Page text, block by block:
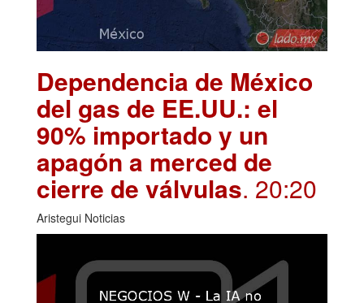
Dependencia de México
del gas de EE.UU.: el
90% importado y un
apagón a merced de
cierre de válvulas. 20:20
Aristegui Noticias